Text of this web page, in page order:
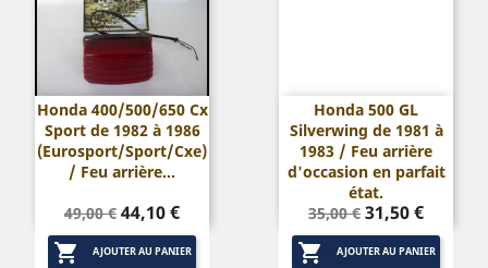
Honda 400/500/650 Cx
Sport de 1982 à 1986
(Eurosport/Sport/Cxe)
/ Feu arrière...
Prix
de
base
49,00 € Prix
44,10 €
 AJOUTER AU PANIER
Honda 500 GL
Silverwing de 1981 à
1983 / Feu arrière
d'occasion en parfait
état.
Prix
de
base
35,00 € Prix
31,50 €
 AJOUTER AU PANIER